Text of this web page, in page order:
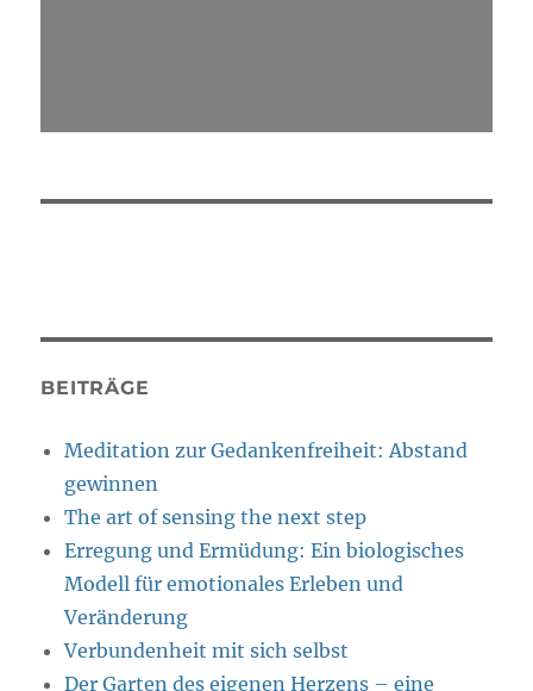
BEITRÄGE
Meditation zur Gedankenfreiheit: Abstand
gewinnen
The art of sensing the next step
Erregung und Ermüdung: Ein biologisches
Modell für emotionales Erleben und
Veränderung
Verbundenheit mit sich selbst
Der Garten des eigenen Herzens – eine